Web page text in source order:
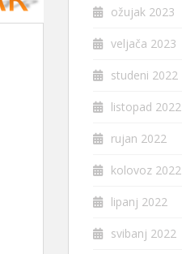
ožujak 2023
veljača 2023
studeni 2022
listopad 2022
rujan 2022
kolovoz 2022
lipanj 2022
svibanj 2022